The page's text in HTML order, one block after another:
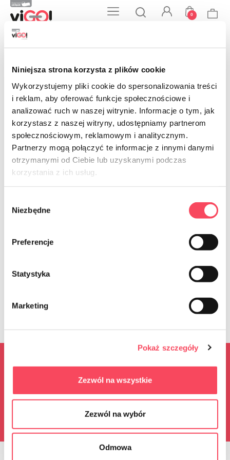
Niniejsza strona korzysta z plików cookie
Wykorzystujemy pliki cookie do spersonalizowania treści
i reklam, aby oferować funkcje społecznościowe i
analizować ruch w naszej witrynie. Informacje o tym, jak
korzystasz z naszej witryny, udostępniamy partnerom
społecznościowym, reklamowym i analitycznym.
Partnerzy mogą połączyć te informacje z innymi danymi
otrzymanymi od Ciebie lub uzyskanymi podczas
korzystania z ich usług.
zgody
Niezbędne
Preferencje
Statystyka
Marketing
Pokaż szczegóły
Zezwól na wszystkie
Zezwól na wybór
Odmowa
0
Início As nossas lojas
As nossas lojas
NEWSLETTER
Sign up for the newsletter
Minha conta 
Informação da Loja 